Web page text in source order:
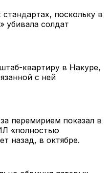
поскольку в
убивала солдат
квартиру в Накуре,
с ней
перемирием показал в
«полностью
назад, в октябре.